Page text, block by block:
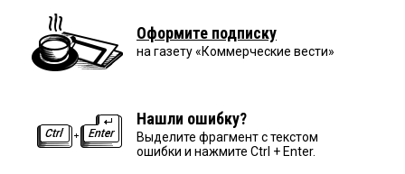
Оформите подписку
на газету «Коммерческие вести»
Нашли ошибку?
Выделите фрагмент с текстом
ошибки и нажмите Ctrl + Enter.